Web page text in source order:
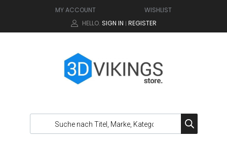
MY ACCOUNT
WISHLIST
HELLO. SIGN IN | REGISTER